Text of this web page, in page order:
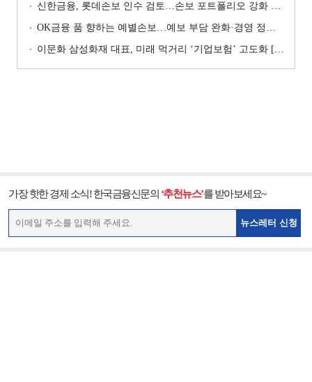
신한금융, 롯데손보 인수 검토…손보 포트폴리오 강화 승부수 [보험사 M&A 지형도]
OK금융 품 향하는 예별손보…예보 부담 완화·경영 정상화 기대 [예별손보 새 주인 찾기 ④]
이문화 삼성화재 대표, 미래 먹거리 ‘기업보험’ 고도화 [손보사 일반보험 전략 (1)]
가장 핫한 경제 소식! 한국금융신문의 ‘추천뉴스’를 받아보세요~
뉴스레터 신청